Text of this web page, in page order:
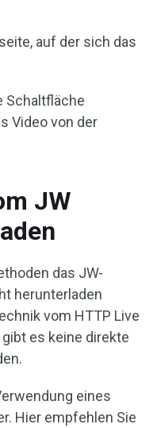
auf der sich das
Schaltfläche
Video von der
JW
das JW-
herunterladen
vom HTTP Live
es keine direkte
eines
Hier empfehlen Sie